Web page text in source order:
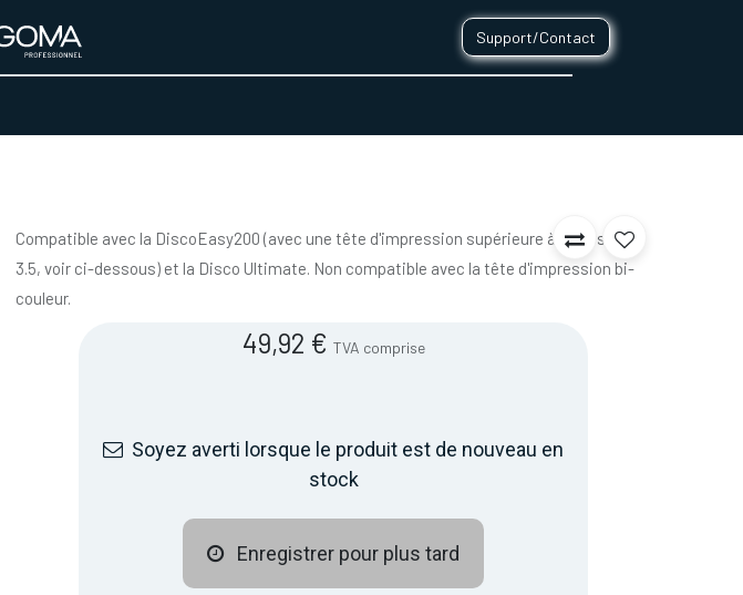
Support/Contact
Compatible avec la DiscoEasy200 (avec une tête d'impression supérieure à la version
3.5, voir ci-dessous) et la Disco Ultimate. Non compatible avec la tête d'impression bi-
couleur.
49,92 € TVA comprise
Soyez averti lorsque le produit est de nouveau en
stock
Enregistrer pour plus tard